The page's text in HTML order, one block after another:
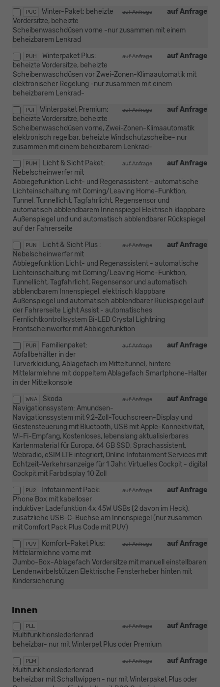
PUG auf Anfrage
auf Anfrage
Winter-Paket: beheizte
Vordersitze, beheizte
Scheibenwaschdüsen vorne -nur zusammen mit einem
beheizbarem Lenkrad
PUH auf Anfrage
auf Anfrage
Winterpaket Plus:
beheizte Vordersitze, beheizte
Scheibenwaschdüsen vor Zwei-Zonen-Klimaautomatik mit
elektronischer Regelung -nur zusammen mit einem
beheizbarem Lenkrad-
PUI auf Anfrage
auf Anfrage
Winterpaket Premium:
beheizte Vordersitze, beheizte
Scheibenwaschdüsen vorne, Zwei-Zonen-Klimaautomatik
elektronisch regelbar, beheizte Windschutzscheibe- nur
zusammen mit einem beheizbarem Lenkrad-
PUM auf Anfrage
auf Anfrage
Licht & Sicht Paket:
Nebelscheinwerfer mit
Abbiegefunktion Licht- und Regenassistent - automatische
Lichteinschaltung mit Coming/Leaving Home-Funktion,
Tunnel, Tunnellicht, Tagfahrlicht, Regensensor und
automatisch abblendbarem Innenspiegel Elektrisch klappbare
Außenspiegel und und automatisch abblendbarer Rückspiegel
auf der Fahrerseite
PUN auf Anfrage
auf Anfrage
Licht & Sicht Plus :
Nebelscheinwerfer mit
Abbiegefunktion Licht- und Regenassistent - automatische
Lichteinschaltung mit Coming/Leaving Home-Funktion,
Tunnellicht, Tagfahrlicht, Regensensor und automatisch
abblendbarem Innenspiegel, elektrisch klappbare
Außenspiegel und automatisch abblendbarer Rückspiegel auf
der Fahrerseite Light Assist - automatisches
Fernlichtkontrollsystem Bi-LED Crystal Lightning
Frontscheinwerfer mit Abbiegefunktion
PUR auf Anfrage
auf Anfrage
Familienpaket:
Abfallbehälter in der
Türverkleidung, Ablagefach im Mitteltunnel, hintere
Mittelarmlehne mit doppeltem Ablagefach Smartphone-Halter
in der Mittelkonsole
WNA auf Anfrage
auf Anfrage
Škoda
Navigationssystem: Amundsen-
Navigationssystem mit 9,2-Zoll-Touchscreen-Display und
Gestensteuerung mit Bluetooth, USB mit Apple-Konnektivität,
Wi-Fi-Empfang, Kostenloses, lebenslang aktualisierbares
Kartenmaterial für Europa, 64 GB SSD, Sprachassistent,
Webradio, eSIM LTE integriert, Online Infotainment Services mit
Echtzeit-Verkehrsanzeige für 1 Jahr, Virtuelles Cockpit - digital
Cockpit mit Farbdisplay 10 Zoll
PU2 auf Anfrage
auf Anfrage
Infotainment Pack:
Phone Box mit kabelloser
induktiver Ladefunktion 4x 45W USBs (2 davon im Heck),
zusätzliche USB-C-Buchse am Innenspiegel (nur zusammen
mit Comfort Pack Plus Code mit PUV)
PUV auf Anfrage
auf Anfrage
Komfort-Paket Plus:
Mittelarmlehne vorne mit
Jumbo-Box-Ablagefach Vordersitze mit manuell einstellbaren
Lendenwirbelstützen Elektrische Fensterheber hinten mit
Kindersicherung
Innen
PLL auf Anfrage
auf Anfrage
Multifunkltionslederlenrad
beheizbar- nur mit Winterpet Plus oder Premium
PLM auf Anfrage
auf Anfrage
Multifunkltionslederlenrad
beheizbar mit Schaltwippen - nur mit Winterpaket Plus oder